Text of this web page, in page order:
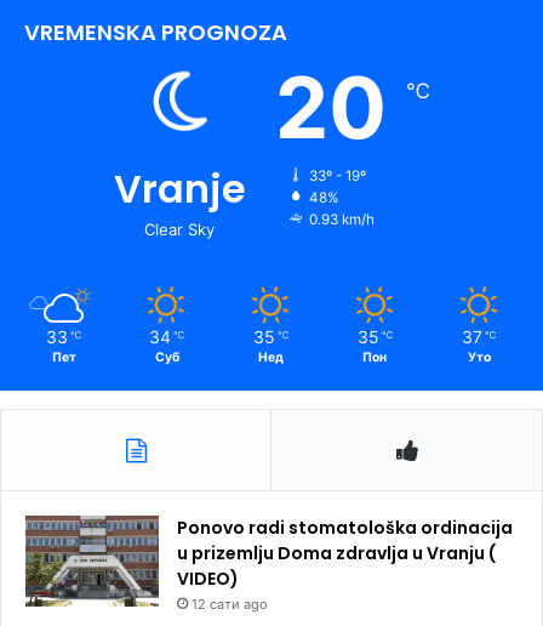
VREMENSKA PROGNOZA
Vranje
Clear Sky
20 ℃
33º - 19º
48%
0.93 km/h
33 ℃
Пет
34 ℃
Суб
35 ℃
Нед
35 ℃
Пон
37 ℃
Уто
Ponovo radi stomatološka ordinacija
u prizemlju Doma zdravlja u Vranju (
VIDEO)
12 сати ago